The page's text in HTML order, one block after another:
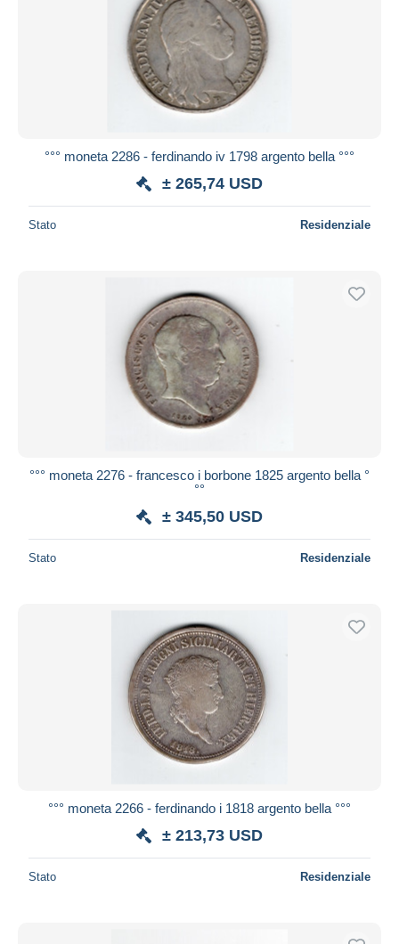
°°° moneta 2286 - ferdinando iv 1798 argento bella °°°
± 265,74 USD
Stato Residenziale
°°° moneta 2276 - francesco i borbone 1825 argento bella °
°°
± 345,50 USD
Stato Residenziale
°°° moneta 2266 - ferdinando i 1818 argento bella °°°
± 213,73 USD
Stato Residenziale